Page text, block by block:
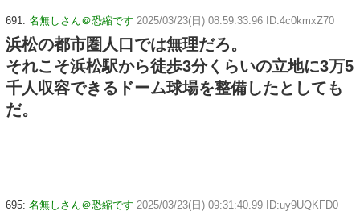
691: 名無しさん＠恐縮です 2025/03/23(日) 08:59:33.96 ID:4c0kmxZ70
浜松の都市圏人口では無理だろ。
それこそ浜松駅から徒歩3分くらいの立地に3万5
千人収容できるドーム球場を整備したとしても
だ。
695: 名無しさん＠恐縮です 2025/03/23(日) 09:31:40.99 ID:uy9UQKFD0